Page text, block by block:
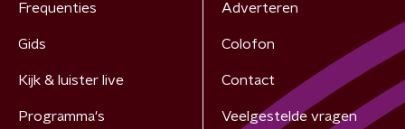
Frequenties
Gids
Kijk & luister live
Programma's
Adverteren
Colofon
Contact
Veelgestelde vragen